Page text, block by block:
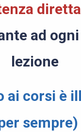
diretta
ad
lezione
ai corsi è
sempre)